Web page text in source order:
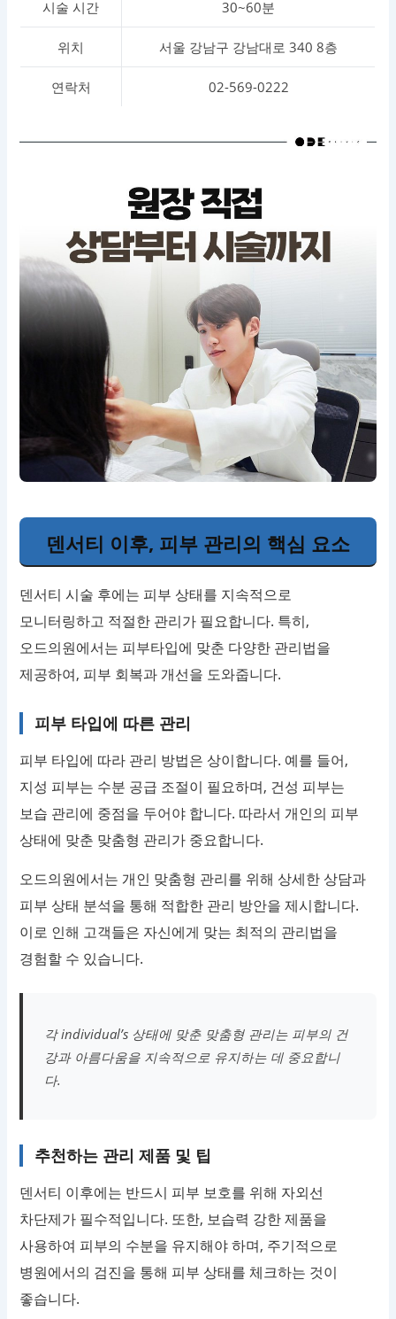
시술 시간 30~60분
위치 서울 강남구 강남대로 340 8층
연락처 02-569-0222
덴서티 이후, 피부 관리의 핵심 요소
덴서티 시술 후에는 피부 상태를 지속적으로
모니터링하고 적절한 관리가 필요합니다. 특히,
오드의원에서는 피부타입에 맞춘 다양한 관리법을
제공하여, 피부 회복과 개선을 도와줍니다.
피부 타입에 따른 관리
피부 타입에 따라 관리 방법은 상이합니다. 예를 들어,
지성 피부는 수분 공급 조절이 필요하며, 건성 피부는
보습 관리에 중점을 두어야 합니다. 따라서 개인의 피부
상태에 맞춘 맞춤형 관리가 중요합니다.
오드의원에서는 개인 맞춤형 관리를 위해 상세한 상담과
피부 상태 분석을 통해 적합한 관리 방안을 제시합니다.
이로 인해 고객들은 자신에게 맞는 최적의 관리법을
경험할 수 있습니다.
각 individual’s 상태에 맞춘 맞춤형 관리는 피부의 건
강과 아름다움을 지속적으로 유지하는 데 중요합니
다.
추천하는 관리 제품 및 팁
덴서티 이후에는 반드시 피부 보호를 위해 자외선
차단제가 필수적입니다. 또한, 보습력 강한 제품을
사용하여 피부의 수분을 유지해야 하며, 주기적으로
병원에서의 검진을 통해 피부 상태를 체크하는 것이
좋습니다.